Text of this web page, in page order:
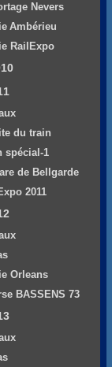
Nevers
Ambérieu
RailExpo
du train
spécial-1
de Bellgarde
2011
Orleans
BASSENS 73